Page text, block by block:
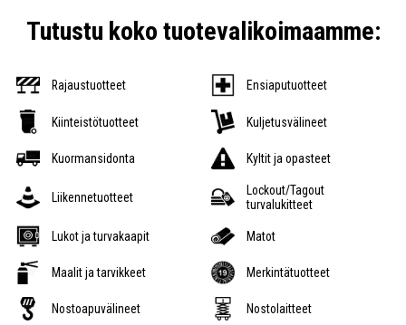
Tutustu koko tuotevalikoimaamme:
Rajaustuotteet Ensiaputuotteet
Kiinteistötuotteet Kuljetusvälineet
Kuormansidonta Kyltit ja opasteet
Liikennetuotteet
Lockout/Tagout
turvalukitteet
Lukot ja turvakaapit Matot
Maalit ja tarvikkeet Merkintätuotteet
Nostoapuvälineet Nostolaitteet